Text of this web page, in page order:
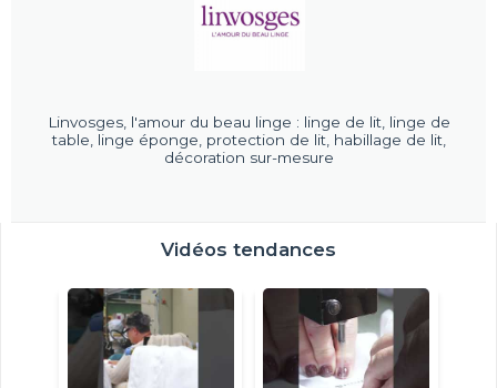
Linvosges, l'amour du beau linge : linge de lit, linge de
table, linge éponge, protection de lit, habillage de lit,
décoration sur-mesure
Vidéos tendances